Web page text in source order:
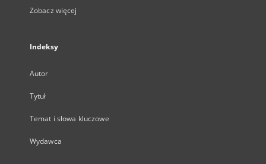
Zobacz więcej
Indeksy
Autor
Tytuł
Temat i słowa kluczowe
Wydawca